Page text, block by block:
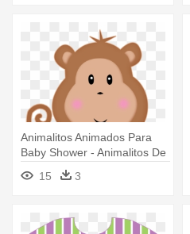
Animalitos Animados Para
Baby Shower - Animalitos De
Safari Mono
15 3